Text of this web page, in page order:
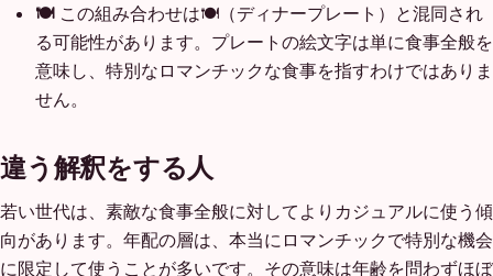
🍽️この組み合わせは🍽️（ディナープレート）と混同され
る可能性があります。プレートの絵文字は単に食事全般を
意味し、特別なロマンチックな食事を指すわけではありま
せん。
違う解釈をする人
若い世代は、素敵な食事全般に対してよりカジュアルに使う傾
向があります。年配の層は、本当にロマンチックで特別な機会
に限定して使うことが多いです。その意味は年齢を問わずほぼ